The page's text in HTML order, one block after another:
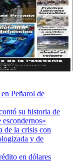
Peñarol de
su historia de
de la crisis con
y de
en dólares